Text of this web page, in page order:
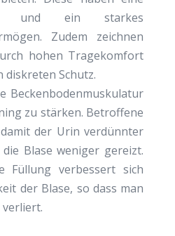
und ein starkes
Zudem zeichnen
hohen Tragekomfort
diskreten Schutz.
Beckenbodenmuskulatur
zu stärken. Betroffene
der Urin verdünnter
Blase weniger gereizt.
Füllung verbessert sich
der Blase, so dass man